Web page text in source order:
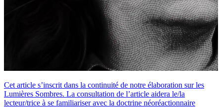
Cet article s’inscrit dans la continuité de notre élaboration sur les
Lumières Sombres. La consultation de l’article aidera le/la
lecteur/trice à se familiariser avec la doctrine néoréactionnaire